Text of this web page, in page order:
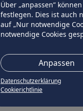
Über „anpassen”
festlegen. Dies ist auch
auf „Nur notwendige
notwendige Cookies
Anpassen
Datenschutzerklärung
Cookierichtlinie